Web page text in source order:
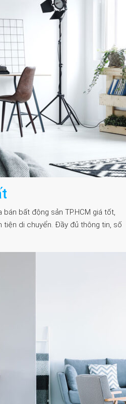
bán bất động sản TP.HCM giá tốt,
tiện di chuyển. Đầy đủ thông tin, số